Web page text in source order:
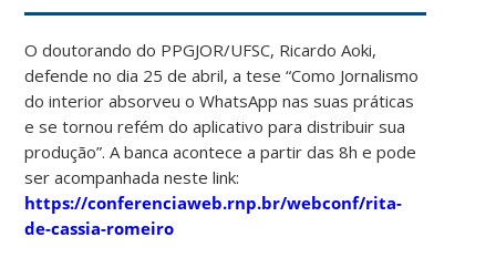
O doutorando do PPGJOR/UFSC, Ricardo Aoki,
defende no dia 25 de abril, a tese “Como Jornalismo
do interior absorveu o WhatsApp nas suas práticas
e se tornou refém do aplicativo para distribuir sua
produção”. A banca acontece a partir das 8h e pode
ser acompanhada neste link:
https://conferenciaweb.rnp.br/webconf/rita-
de-cassia-romeiro